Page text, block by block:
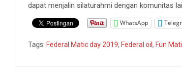
dapat menjalin silaturahmi dengan komunitas
WhatsApp
Tags: Federal Matic day 2019, Federal oil , Fun